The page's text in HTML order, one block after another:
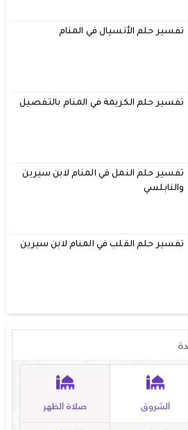
تفسير حلم الأنسيال في المنام
تفسير حلم الكريمة في المنام بالتفصيل
تفسير حلم النمل في المنام لابن سيرين
والنابلسي
تفسير حلم القلب في المنام لابن سيرين